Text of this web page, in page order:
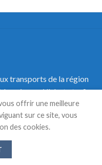
transports de la région
mais aussi l'alerte trafic
précise sur les transports
offrir une meilleure
sur ce site, vous
des cookies.